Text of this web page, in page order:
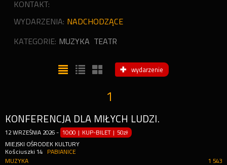
KONTAKT:
WYDARZENIA: NADCHODZĄCE
KATEGORIE: MUZYKA TEATR
wydarzenie
1
KONFERENCJA DLA MIŁYCH LUDZI.
12 WRZEŚNIA 2026 - 10:00 | KUP-BILET | 50zł
MIEJSKI OŚRODEK KULTURY
Kościuszki 14
PABIANICE
1 543
MUZYKA